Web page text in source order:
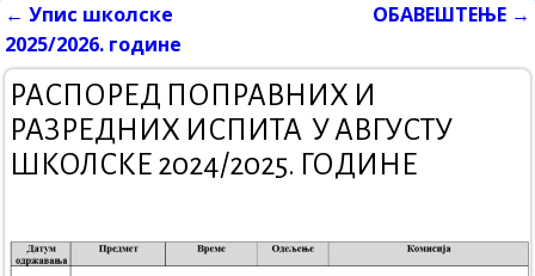
Post navigation
← Упис школске
2025/2026. године
ОБАВЕШТЕЊЕ →
РАСПОРЕД ПОПРАВНИХ И
РАЗРЕДНИХ ИСПИТА У АВГУСТУ
ШКОЛСКЕ 2024/2025. ГОДИНЕ